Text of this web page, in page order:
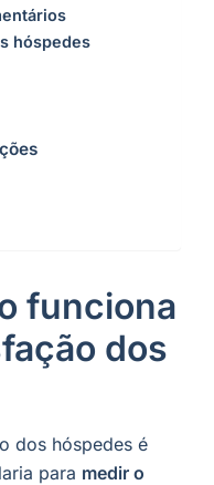
hóspedes
funciona
dos
dos hóspedes é
para medir o